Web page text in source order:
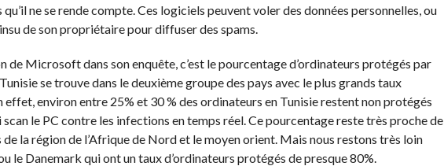
ne se rende compte. Ces logiciels peuvent voler des données personnelles, ou
de son propriétaire pour diffuser des spams.
de Microsoft dans son enquête, c’est le pourcentage d’ordinateurs protégés par
se trouve dans le deuxième groupe des pays avec le plus grands taux
effet, environ entre 25% et 30 % des ordinateurs en Tunisie restent non protégés
le PC contre les infections en temps réel. Ce pourcentage reste très proche de
la région de l’Afrique de Nord et le moyen orient. Mais nous restons très loin
le Danemark qui ont un taux d’ordinateurs protégés de presque 80%.